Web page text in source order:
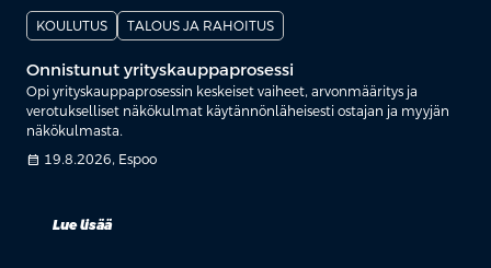
KOULUTUS TALOUS JA RAHOITUS
Onnistunut yrityskauppaprosessi
Opi yrityskauppaprosessin keskeiset vaiheet, arvonmääritys ja
verotukselliset näkökulmat käytännönläheisesti ostajan ja myyjän
näkökulmasta.
calendar_month 19.8.2026, Espoo
Lue lisää